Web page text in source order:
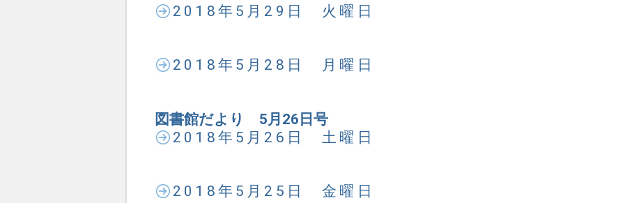
2018年5月29日 火曜日
2018年5月28日 月曜日
図書館だより 5月26日号
2018年5月26日 土曜日
2018年5月25日 金曜日